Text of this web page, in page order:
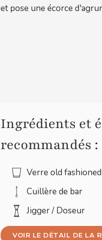
et pose une écorce
Ingrédients et
recommandés :
Verre old fashioned
Cuillère de bar
Jigger / Doseur
VOIR LE DÉTAIL DE LA